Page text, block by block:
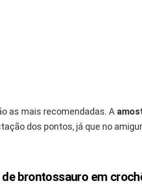
as mais recomendadas. A
dos pontos, já que no
brontossauro em